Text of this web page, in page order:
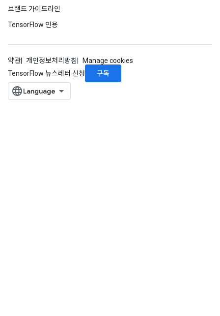
브랜드 가이드라인
TensorFlow 인용
약관 개인정보처리방침
Manage cookies
TensorFlow 뉴스레터 신청
구독